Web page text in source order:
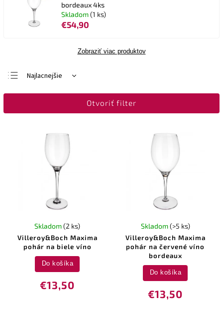
bordeaux 4ks
Skladom(1 ks)
€54,90
Zobraziť viac produktov
Najlacnejšie
Najdrahšie
Otvoriť filter
Villeroy&Boch Maxima
pohár na biele víno
Skladom(2 ks)
€13,50
Do košíka
Villeroy&Boch Maxima
pohár na červené víno
bordeaux
Skladom(>5 ks)
€13,50
Do košíka